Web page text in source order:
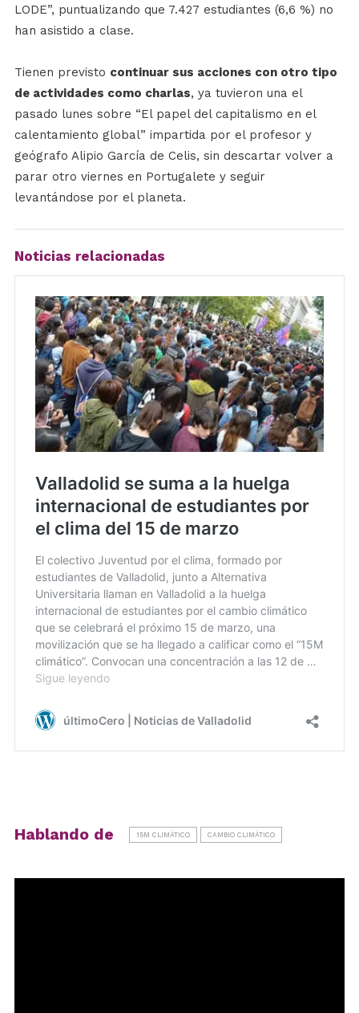
LODE”, puntualizando que 7.427 estudiantes (6,6 %) no
han asistido a clase.
Tienen previsto continuar sus acciones con otro tipo
de actividades como charlas, ya tuvieron una el
pasado lunes sobre “El papel del capitalismo en el
calentamiento global” impartida por el profesor y
geógrafo Alipio García de Celis, sin descartar volver a
parar otro viernes en Portugalete y seguir
levantándose por el planeta.
Noticias relacionadas
Hablando de 15M CLIMÁTICO CAMBIO CLIMÁTICO